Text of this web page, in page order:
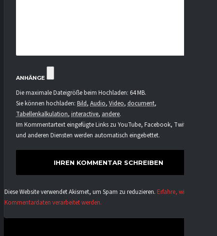
ANHÄNGE
Die maximale Dateigröße beim Hochladen: 64 MB.
Sie können hochladen: Bild, Audio, Video, document,
Tabellenkalkulation, interactive, andere.
Im Kommentartext eingefügte Links zu YouTube, Facebook, Twitter
und anderen Diensten werden automatisch eingebettet.
Diese Website verwendet Akismet, um Spam zu reduzieren. Erfahre, wie deine
Kommentardaten verarbeitet werden.